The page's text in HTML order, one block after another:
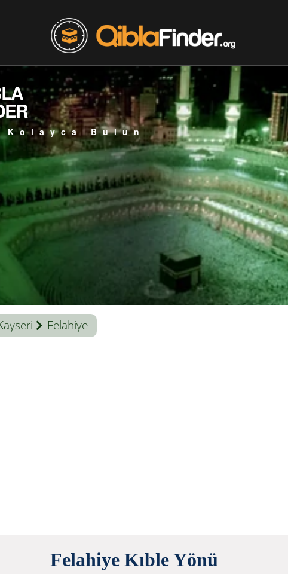
Kolayca Bulun
Felahiye
Felahiye Kıble Yönü